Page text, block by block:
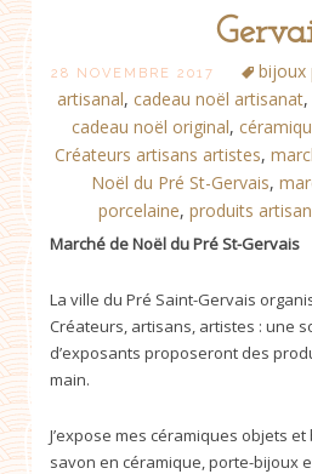
28 NOVEMBRE 2017 bijoux
artisanal, cadeau noël artisanat,
cadeau noël original,
Créateurs artisans artistes,
Noël du Pré St-Gervais,
porcelaine, produits
Marché de Noël du Pré St-Gervais
La ville du Pré Saint-Gervais
Créateurs, artisans, artistes : une
d’exposants proposeront des
main.
J’expose mes céramiques objets
savon en céramique, porte-bijoux